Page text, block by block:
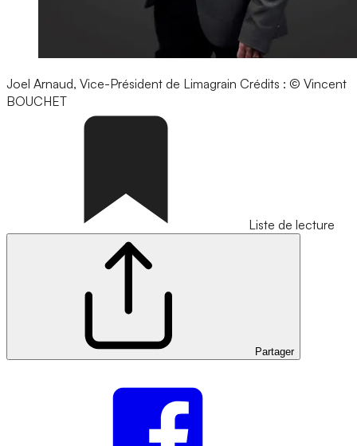
Joel Arnaud, Vice-Président de Limagrain Crédits : © Vincent
BOUCHET
Liste de lecture
Partager